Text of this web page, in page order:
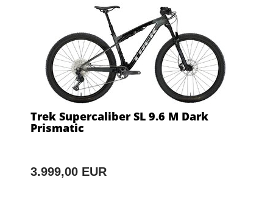
Trek Supercaliber SL 9.6 M Dark
Prismatic
3.999,00 EUR